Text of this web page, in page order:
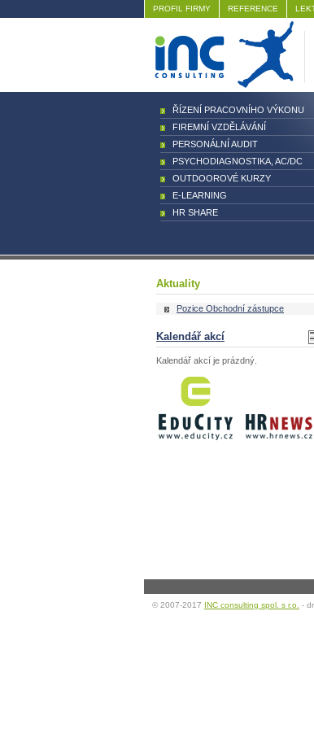
PROFIL FIRMY REFERENCE
ŘÍZENÍ PRACOVNÍHO VÝKONU
FIREMNÍ VZDĚLÁVÁNÍ
PERSONÁLNÍ AUDIT
PSYCHODIAGNOSTIKA, AC/DC
OUTDOOROVÉ KURZY
E-LEARNING
HR SHARE
Aktuality
Pozice Obchodní zástupce
Kalendář akcí
Kalendář akcí je prázdný.
© 2007-2017 INC consulting spol. s r.o. -